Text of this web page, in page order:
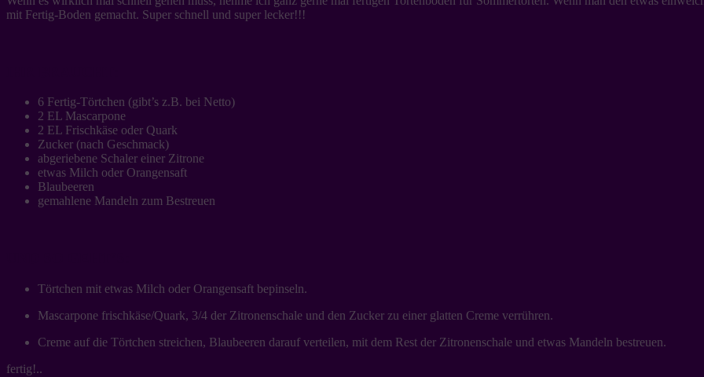
mit Fertig-Boden gemacht. Super schnell und super lecker!!!
6 Fertig-Törtchen (gibt’s z.B. bei Netto)
2 EL Mascarpone
2 EL Frischkäse oder Quark
Zucker (nach Geschmack)
abgeriebene Schaler einer Zitrone
etwas Milch oder Orangensaft
Blaubeeren
gemahlene Mandeln zum Bestreuen
Törtchen mit etwas Milch oder Orangensaft bepinseln.
Mascarpone frischkäse/Quark, 3/4 der Zitronenschale und den Zucker zu einer glatten Creme verrühren.
Creme auf die Törtchen streichen, Blaubeeren darauf verteilen, mit dem Rest der Zitronenschale und etwas Mandeln bestreuen.
fertig!..